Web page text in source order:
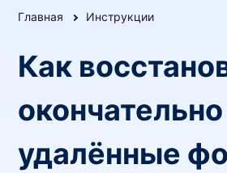
Главная Инструкции
Как
окончательно
удалённые